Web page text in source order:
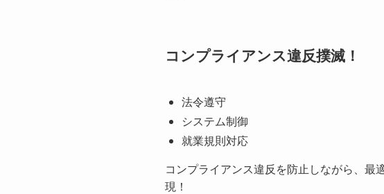
コンプライアンス違反撲滅！
法令遵守
システム制御
就業規則対応
コンプライアンス違反を防止しながら、最
現！